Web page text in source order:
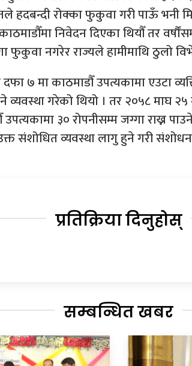
रोक्का फुकुवा गरी पाऊँ भनी
निवेदन दिएका थियौँ तर
फुकुवा नगरेर राज्यले हामीमाथि ठुलो
७ मा काठमाडौँ उपत्यकामा एउटा
व्यवस्था गरेको थियो । तर २०५८ माघ
३० रोपनीसम्म जग्गा राख्न
संशोधित व्यवस्था लागु हुने गरी
प्रतिक्रिया दिनुहोस्
सम्बन्धित खबर